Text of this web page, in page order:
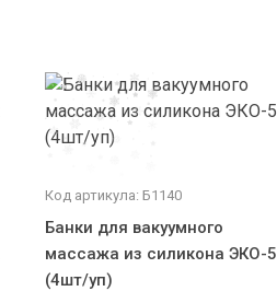
Код артикула: Б1140
Банки для вакуумного
массажа из силикона ЭКО-5
(4шт/уп)